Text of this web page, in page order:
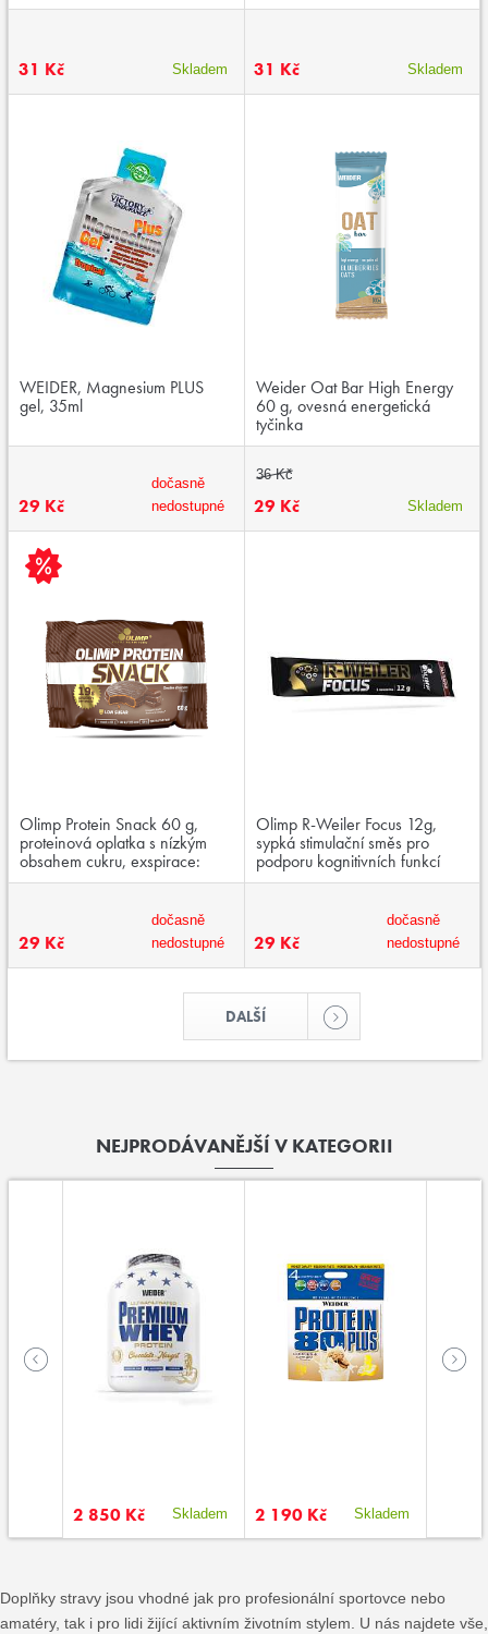
31 Kč Skladem 31 Kč Skladem
WEIDER, Magnesium PLUS
gel, 35ml
29 Kč
dočasně
nedostupné
Weider Oat Bar High Energy
60 g, ovesná energetická
tyčinka
36 Kč
29 Kč Skladem
Olimp Protein Snack 60 g,
proteinová oplatka s nízkým
obsahem cukru, exspirace:
05.2026
29 Kč
dočasně
nedostupné
Olimp R-Weiler Focus 12g,
sypká stimulační směs pro
podporu kognitivních funkcí
29 Kč
dočasně
nedostupné
DALŠÍ
NEJPRODÁVANĚJŠÍ V KATEGORII
2 850 Kč Skladem 2 190 Kč Skladem
Doplňky stravy jsou vhodné jak pro profesionální sportovce nebo
amatéry, tak i pro lidi žijící aktivním životním stylem. U nás najdete vše,